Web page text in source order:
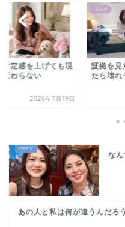
を見たい。けど、見
壊れそう
2026年1月11日
ブログ
ずーっと
続けてる
な
あの人と私は何が違うんだろう